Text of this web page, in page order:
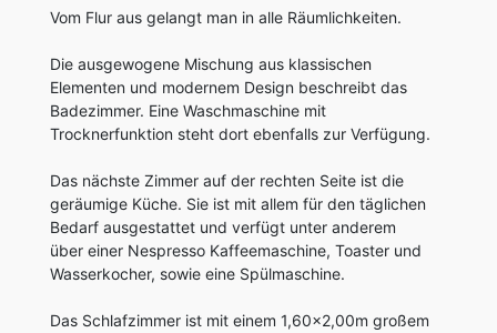
Vom Flur aus gelangt man in alle Räumlichkeiten.
Die ausgewogene Mischung aus klassischen
Elementen und modernem Design beschreibt das
Badezimmer. Eine Waschmaschine mit
Trocknerfunktion steht dort ebenfalls zur Verfügung.
Das nächste Zimmer auf der rechten Seite ist die
geräumige Küche. Sie ist mit allem für den täglichen
Bedarf ausgestattet und verfügt unter anderem
über einer Nespresso Kaffeemaschine, Toaster und
Wasserkocher, sowie eine Spülmaschine.
Das Schlafzimmer ist mit einem 1,60x2,00m großem